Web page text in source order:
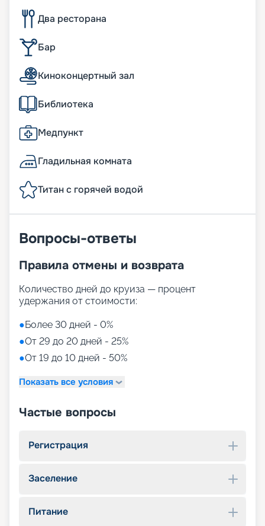
Два ресторана
Бар
Киноконцертный зал
Библиотека
Медпункт
Гладильная комната
Титан с горячей водой
Вопросы-ответы
Правила отмены и возврата
Количество дней до круиза — процент
удержания от стоимости:
●Более 30 дней - 0%
●От 29 до 20 дней - 25%
●От 19 до 10 дней - 50%
Показать все условия
Частые вопросы
Регистрация
Заселение
Питание